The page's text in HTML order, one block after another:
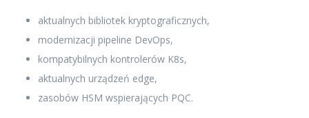
aktualnych bibliotek kryptograficznych,
modernizacji pipeline DevOps,
kompatybilnych kontrolerów K8s,
aktualnych urządzeń edge,
zasobów HSM wspierających PQC.